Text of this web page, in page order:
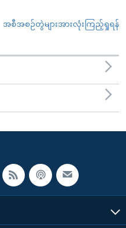
အစီအစဉ်တွဲများအားလုံးကြည့်ရှုရန်